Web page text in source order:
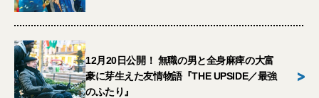
12月20日公開！ 無職の男と全身麻痺の大富
豪に芽生えた友情物語『THE UPSIDE／最強
のふたり』
>